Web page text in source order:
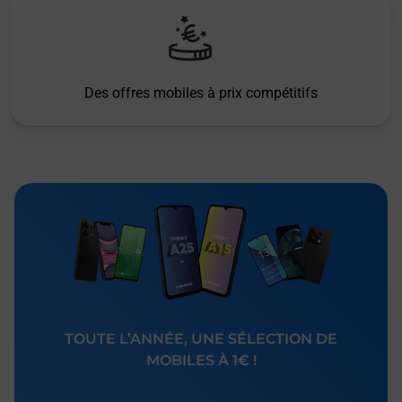
Des offres mobiles à prix compétitifs
TOUTE L’ANNÉE, UNE SÉLECTION DE
MOBILES À 1€ !